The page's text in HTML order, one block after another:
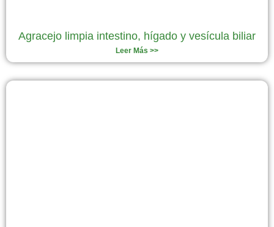
Agracejo limpia intestino, hígado y vesícula biliar
Leer Más >>